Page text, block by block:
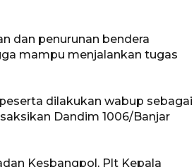
dan penurunan bendera
mampu menjalankan tugas
dilakukan wabup sebagai
Dandim 1006/Banjar
Kesbangpol, Plt Kepala